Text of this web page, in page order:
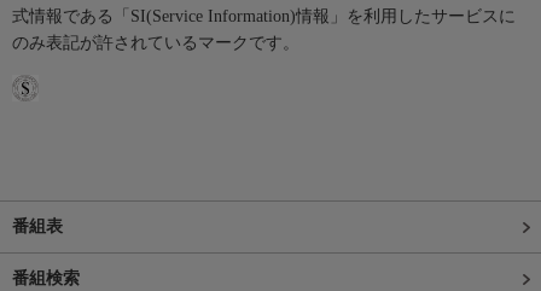
式情報である「SI(Service Information)情報」を利用したサービスに
のみ表記が許されているマークです。
番組表
番組検索